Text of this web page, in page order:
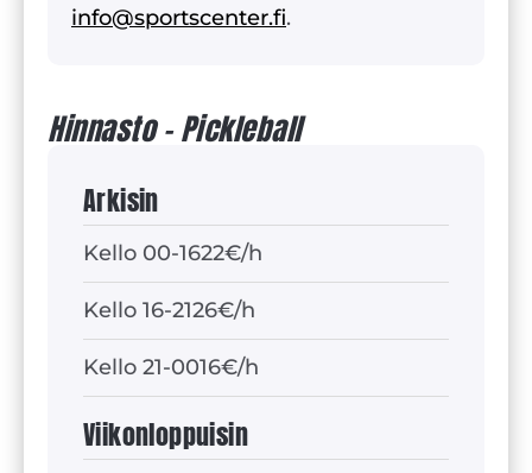
info@sportscenter.fi.
Hinnasto - Pickleball
Arkisin
Kello 00-1622€/h
Kello 16-2126€/h
Kello 21-0016€/h
Viikonloppuisin